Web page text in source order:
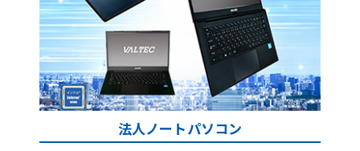
法人ノートパソコン